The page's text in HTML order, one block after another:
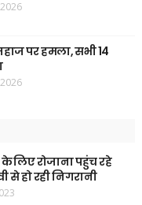
पर हमला, सभी 14
लिए रोजाना पहुंच रहे
से हो रही निगरानी